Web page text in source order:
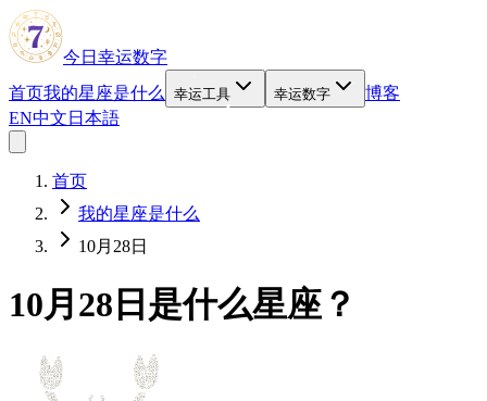
今日幸运数字
首页我的星座是什么 幸运工具 幸运数字
博客
EN中文 日本語
首页
我的星座是什么
10月28日
10月28日是什么星座？